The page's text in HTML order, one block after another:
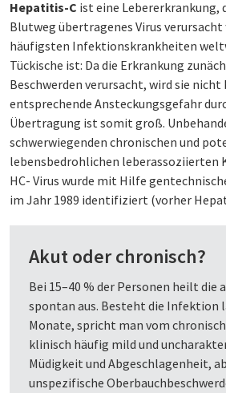
Hepatitis-C ist eine Lebererkrankung,
Blutweg übertragenes Virus verursacht
häufigsten Infektionskrankheiten
Tückische ist: Da die Erkrankung
Beschwerden verursacht, wird sie nicht
entsprechende Ansteckungsgefahr
Übertragung ist somit groß.
schwerwiegenden chronischen und
lebensbedrohlichen leberassoziierten
HC- Virus wurde mit Hilfe
im Jahr 1989 identifiziert (vorher
Akut oder chronisch?
Bei 15–40 % der Personen heilt
spontan aus. Besteht die Infektion
Monate, spricht man vom
klinisch häufig mild und
Müdigkeit und Abgeschlagenheit,
unspezifische